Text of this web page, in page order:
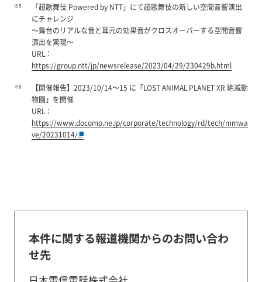
※5
「超歌舞伎 Powered by NTT」にて超歌舞伎の新しい空間音響演出
にチャレンジ
～舞台のリアルな音と耳元の効果音がクロスオーバーする空間音響
演出を実現～
URL：
https://group.ntt/jp/newsrelease/2023/04/29/230429b.html
※6
【開催報告】2023/10/14～15 に「LOST ANIMAL PLANET XR 絶滅動
物園」を開催
URL：
https://www.docomo.ne.jp/corporate/technology/rd/tech/mmwa
ve/20231014/
本件に関する報道機関からのお問い合わ
せ先